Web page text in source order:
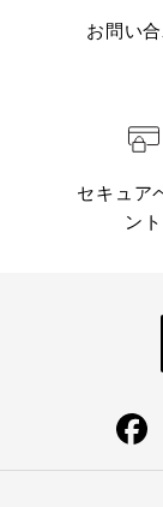
お問い
セキュア
ント